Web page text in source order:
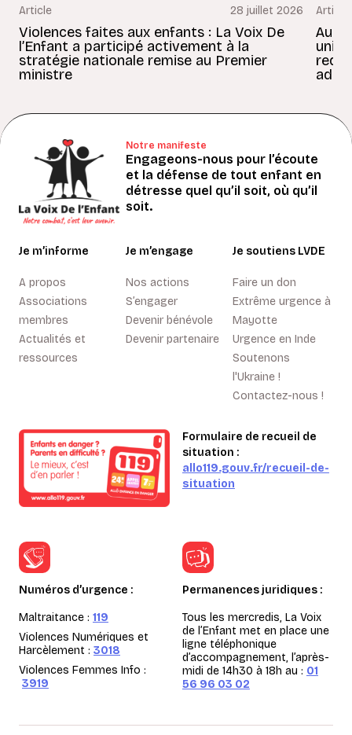
Article 28 juillet 2026
Violences faites aux enfants : La Voix De
l’Enfant a participé activement à la
stratégie nationale remise au Premier
ministre
Article
Au
Notre manifeste
Engageons-nous pour l’écoute
et la défense de tout enfant en
détresse quel qu’il soit, où qu’il
soit.
Je m’informe
A propos
Associations
membres
Actualités et
ressources
Je m’engage
Nos actions
S’engager
Devenir bénévole
Devenir partenaire
Je soutiens LVDE
Faire un don
Extrême urgence à
Mayotte
Urgence en Inde
Soutenons
l'Ukraine !
Contactez-nous !
Formulaire de recueil de
situation :
allo119.gouv.fr/recueil-de-
situation
Numéros d’urgence :
Maltraitance : 119
Violences Numériques et
Harcèlement : 3018
Violences Femmes Info :
3919
Permanences juridiques :
Tous les mercredis, La Voix
de l’Enfant met en place une
ligne téléphonique
d’accompagnement, l’après-
midi de 14h30 à 18h au : 01
56 96 03 02